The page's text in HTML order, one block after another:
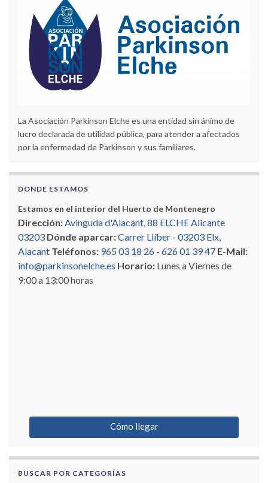
La Asociación Parkinson Elche es una entidad sin ánimo de
lucro declarada de utilidad pública, para atender a afectados
por la enfermedad de Parkinson y sus familiares.
DONDE ESTAMOS
Estamos en el interior del Huerto de Montenegro
Dirección: Avinguda d'Alacant, 88 ELCHE Alicante
03203 Dónde aparcar:Carrer Llíber - 03203 Elx,
Alacant Teléfonos: 965 03 18 26 - 626 01 39 47 E-Mail:
info@parkinsonelche.es Horario: Lunes a Viernes de
9:00 a 13:00 horas
Cómo llegar
BUSCAR POR CATEGORÍAS